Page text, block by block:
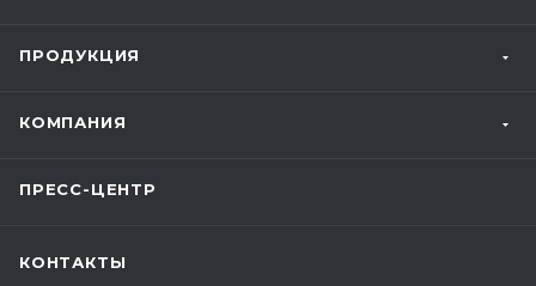
ПРОДУКЦИЯ
КОМПАНИЯ
ПРЕСС-ЦЕНТР
КОНТАКТЫ